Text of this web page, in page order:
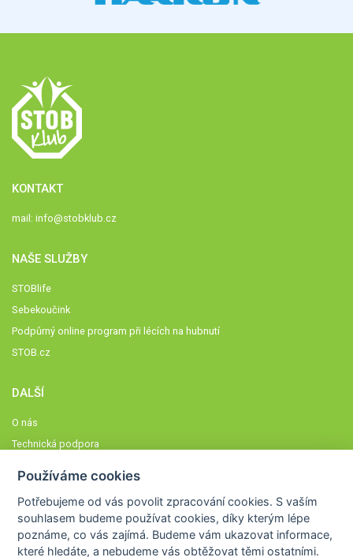
KONTAKT
mail: info@stobklub.cz
NAŠE SLUŽBY
STOBlife
Sebekoučink
Podpůrný online program při lécích na hubnutí
STOB.cz
DALŠÍ
O nás
Technická podpora
Členové STOBklubu
Zásady nakládání s osobními údaji
Otestujte se
Používáme cookies
Potřebujeme od vás povolit zpracování cookies. S vaším
souhlasem budeme používat cookies, díky kterým lépe
poznáme,co vás zajímá. Budeme vám ukazovat informace,
které hledáte, a nebudeme vás obtěžovat těmi ostatními.